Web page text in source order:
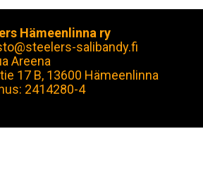
Hämeenlinna ry
salibandy.fi
Areena
17 B, 13600 Hämeenlinna
2414280-4